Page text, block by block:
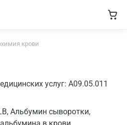
крови
услуг: A09.05.011
Альбумин сыворотки,